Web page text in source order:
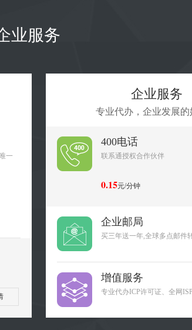
业服务
企业服务
专业代办，企业发展的
400电话
联系通授权合作伙伴
0.15元/分钟
企业邮局
买三年送一年,全球多点邮件
增值服务
专业代办ICP许可证、全网ISP